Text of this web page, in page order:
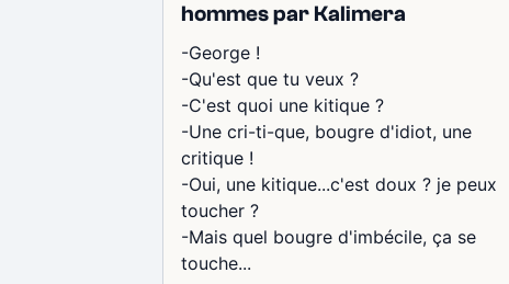
hommes par Kalimera
-George !
-Qu'est que tu veux ?
-C'est quoi une kitique ?
-Une cri-ti-que, bougre d'idiot, une
critique !
-Oui, une kitique...c'est doux ? je peux
toucher ?
-Mais quel bougre d'imbécile, ça se
touche...